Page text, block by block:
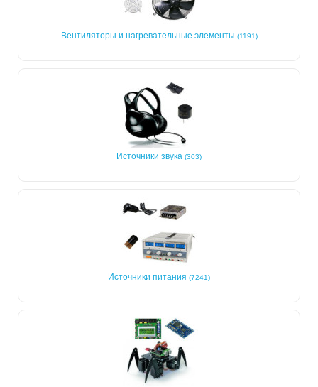
Вентиляторы и нагревательные элементы (1191)
Источники звука (303)
Источники питания (7241)